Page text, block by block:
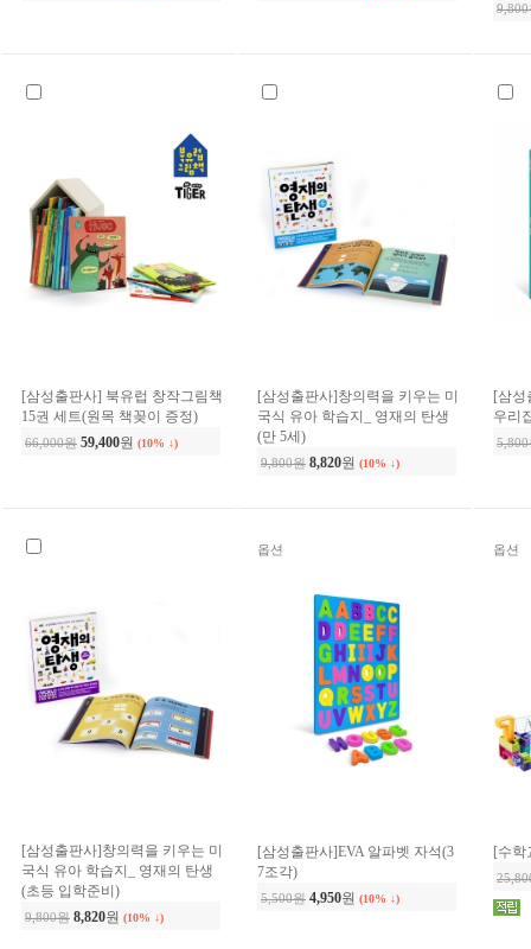
9,800
[삼성출판사] 북유럽 창작그림책
15권 세트(원목 책꽂이 증정)
66,000원 59,400원 (10% ↓)
[삼성출판사]창의력을 키우는 미
국식 유아 학습지_ 영재의 탄생
(만 5세)
9,800원 8,820원 (10% ↓)
[삼성
우리
5,800
[삼성출판사]창의력을 키우는 미
국식 유아 학습지_ 영재의 탄생
(초등 입학준비)
9,800원 8,820원 (10% ↓)
옵션
[삼성출판사]EVA 알파벳 자석(3
7조각)
5,500원 4,950원 (10% ↓)
옵션
[수학